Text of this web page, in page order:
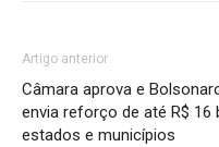
Artigo anterior
Câmara aprova e
envia reforço de até R$ 16
estados e municípios